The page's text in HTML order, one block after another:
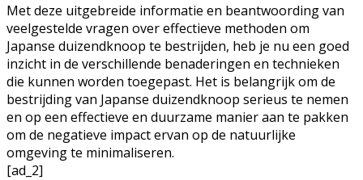
Met deze uitgebreide informatie en beantwoording van
veelgestelde vragen over effectieve methoden om
Japanse duizendknoop te bestrijden, heb je nu een goed
inzicht in de verschillende benaderingen en technieken
die kunnen worden toegepast. Het is belangrijk om de
bestrijding van Japanse duizendknoop serieus te nemen
en op een effectieve en duurzame manier aan te pakken
om de negatieve impact ervan op de natuurlijke
omgeving te minimaliseren.
[ad_2]